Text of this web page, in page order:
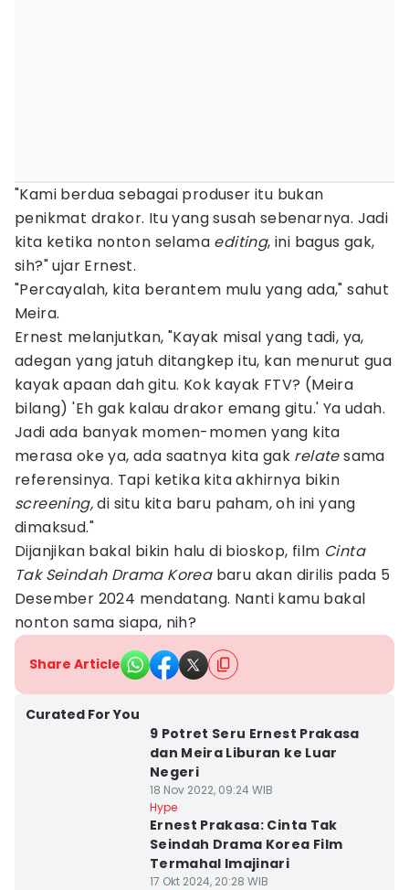
"Kami berdua sebagai produser itu bukan
penikmat drakor. Itu yang susah sebenarnya. Jadi
kita ketika nonton selama editing, ini bagus gak,
sih?" ujar Ernest.
"Percayalah, kita berantem mulu yang ada," sahut
Meira.
Ernest melanjutkan, "Kayak misal yang tadi, ya,
adegan yang jatuh ditangkep itu, kan menurut gua
kayak apaan dah gitu. Kok kayak FTV? (Meira
bilang) 'Eh gak kalau drakor emang gitu.' Ya udah.
Jadi ada banyak momen-momen yang kita
merasa oke ya, ada saatnya kita gak relatesama
referensinya. Tapi ketika kita akhirnya bikin
screening,di situ kita baru paham, oh ini yang
dimaksud."
Dijanjikan bakal bikin halu di bioskop, film Cinta
Tak Seindah Drama Korea baru akan dirilis pada 5
Desember 2024 mendatang. Nanti kamu bakal
nonton sama siapa, nih?
Share Article
Curated For You
9 Potret Seru Ernest Prakasa
dan Meira Liburan ke Luar
Negeri
18 Nov 2022, 09:24 WIB
Hype
Ernest Prakasa: Cinta Tak
Seindah Drama Korea Film
Termahal Imajinari
17 Okt 2024, 20:28 WIB